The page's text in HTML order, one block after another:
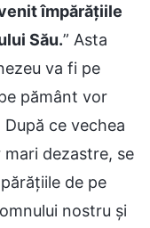
împărățiile
Său.” Asta
va fi pe
pământ vor
ce vechea
dezastre, se
de pe
nostru şi